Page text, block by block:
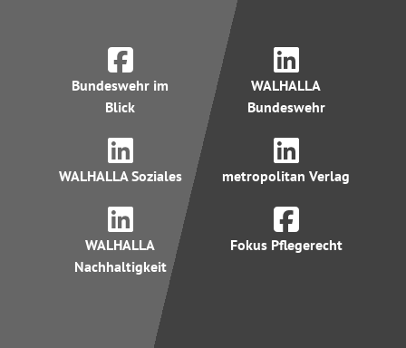
Bundeswehr im
Blick
WALHALLA
Bundeswehr
WALHALLA Soziales metropolitan Verlag
WALHALLA
Nachhaltigkeit
Fokus Pflegerecht